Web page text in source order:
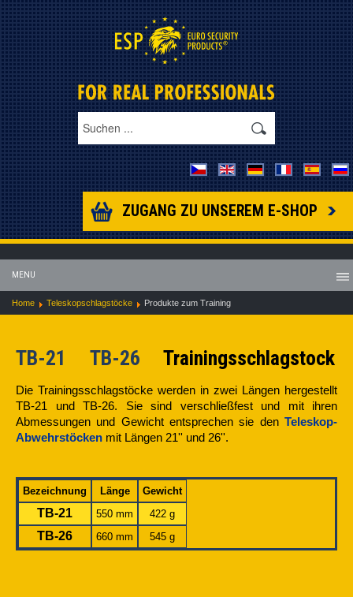
ZUGANG ZU UNSEREM E-SHOP
MENU
Home Teleskopschlagstöcke Produkte zum Training
TB-21 TB-26 Trainingsschlagstock
Die Trainingsschlagstöcke werden in zwei Längen hergestellt
TB-21 und TB-26. Sie sind verschließfest und mit ihren
Abmessungen und Gewicht entsprechen sie den Teleskop-
Abwehrstöcken mit Längen 21'' und 26''.
Bezeichnung Länge Gewicht
TB-21 550 mm 422 g
TB-26 660 mm 545 g